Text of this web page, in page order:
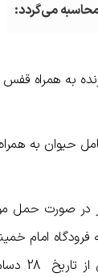
می‌گردد:
در صورت حمل